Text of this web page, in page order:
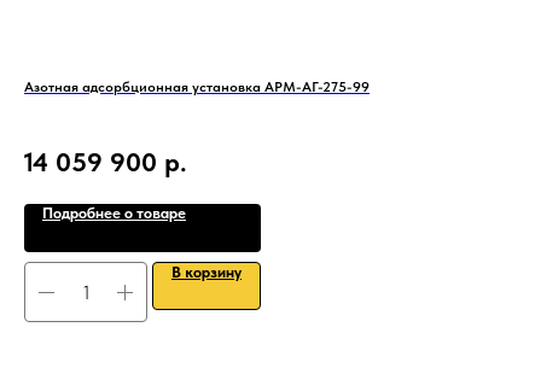
Азотная адсорбционная установка АРМ-АГ-275-99
14 059 900 р.
Подробнее о товаре
В корзину